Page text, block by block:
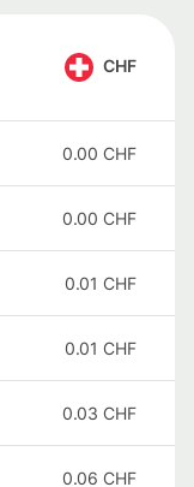
CHF
0.00 CHF
0.00 CHF
0.01 CHF
0.01 CHF
0.03 CHF
0.06 CHF